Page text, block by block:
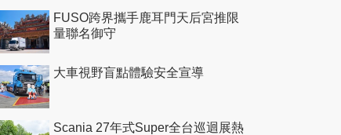
FUSO跨界攜手鹿耳門天后宮推限
量聯名御守
大車視野盲點體驗安全宣導
Scania 27年式Super全台巡迴展熱